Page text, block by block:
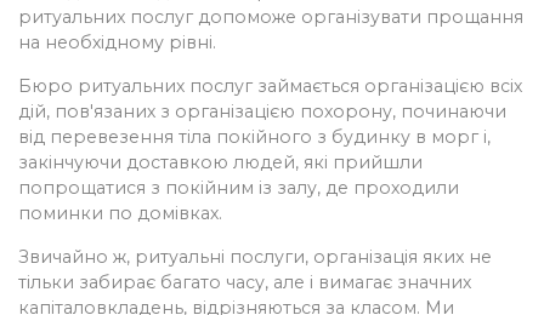
ритуальних послуг допоможе організувати прощання
на необхідному рівні.
Бюро ритуальних послуг займається організацією всіх
дій, пов'язаних з організацією похорону, починаючи
від перевезення тіла покійного з будинку в морг і,
закінчуючи доставкою людей, які прийшли
попрощатися з покійним із залу, де проходили
поминки по домівках.
Звичайно ж, ритуальні послуги, організація яких не
тільки забирає багато часу, але і вимагає значних
капіталовкладень, відрізняються за класом. Ми